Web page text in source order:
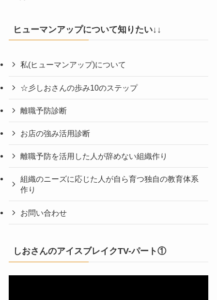
ヒューマンアップについて知りたい↓↓
私(ヒューマンアップ)について
☆彡しおさんの歩み10のステップ
離職予防診断
お店の強み活用診断
離職予防を活用した人が辞めない組織作り
組織のニーズに応じた人が自ら育つ独自の教育体系
作り
お問い合わせ
しおさんのアイスブレイクTV-パート①